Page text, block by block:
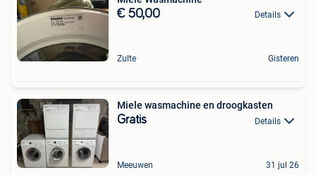
€ 50,00 Details
Zulte Gisteren
Miele wasmachine en droogkasten
Gratis Details
Meeuwen 31 jul 26